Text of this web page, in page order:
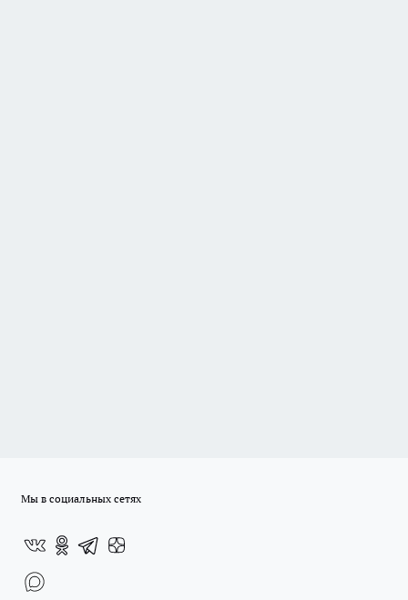
Мы в социальных сетях